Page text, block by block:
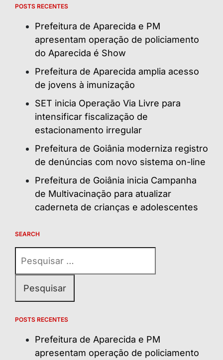
POSTS RECENTES
Prefeitura de Aparecida e PM
apresentam operação de policiamento
do Aparecida é Show
Prefeitura de Aparecida amplia acesso
de jovens à imunização
SET inicia Operação Via Livre para
intensificar fiscalização de
estacionamento irregular
Prefeitura de Goiânia moderniza registro
de denúncias com novo sistema on-line
Prefeitura de Goiânia inicia Campanha
de Multivacinação para atualizar
caderneta de crianças e adolescentes
SEARCH
por:
POSTS RECENTES
Prefeitura de Aparecida e PM
apresentam operação de policiamento